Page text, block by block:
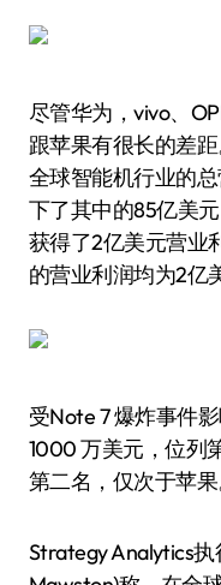
尽管华为，vivo、
跟苹果有很长的差
全球智能机行业的
下了其中的85亿美
获得了2亿美元营业
的营业利润均为2亿
受Note 7 爆炸事件
1000 万美元，位列
第二名，仅次于苹果
Strategy Analytics执